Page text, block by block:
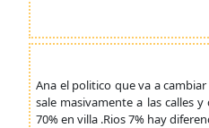
Ana el politico que va a
sale masivamente a las calles
70% en villa .Rios 7% hay